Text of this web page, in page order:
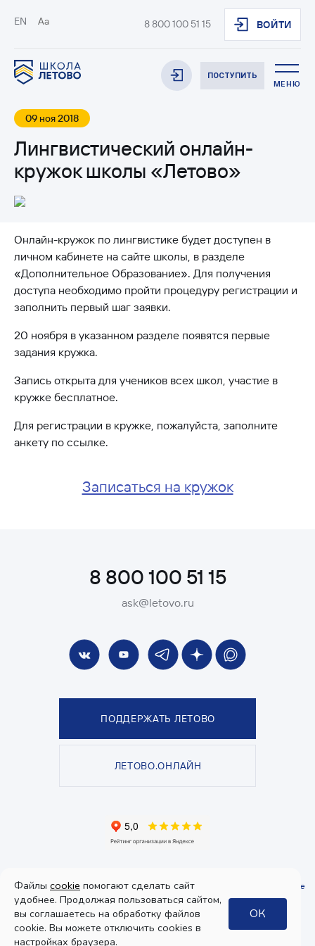
EN Aa 8 800 100 51 15 ВОЙТИ
ПОСТУПИТЬ
МЕНЮ
09 ноя 2018
Лингвистический онлайн-
кружок школы «Летово»
Онлайн-кружок по лингвистике будет доступен в
личном кабинете на сайте школы, в разделе
«Дополнительное Образование». Для получения
доступа необходимо пройти процедуру регистрации и
заполнить первый шаг заявки.
20 ноября в указанном разделе появятся первые
задания кружка.
Запись открыта для учеников всех школ, участие в
кружке бесплатное.
Для регистрации в кружке, пожалуйста, заполните
анкету по ссылке.
Записаться на кружок
8 800 100 51 15
ask@letovo.ru
ПОДДЕРЖАТЬ ЛЕТОВО
ЛЕТОВО.ОНЛАЙН
Политика конфиденциальностиипользовательское соглашение
Согласие
на получение рекламы
Дизайн
Файлы cookie помогают сделать сайт
удобнее. Продолжая пользоваться сайтом,
вы соглашаетесь на обработку файлов
cookie. Вы можете отключить cookies в
настройках браузера.
ОК